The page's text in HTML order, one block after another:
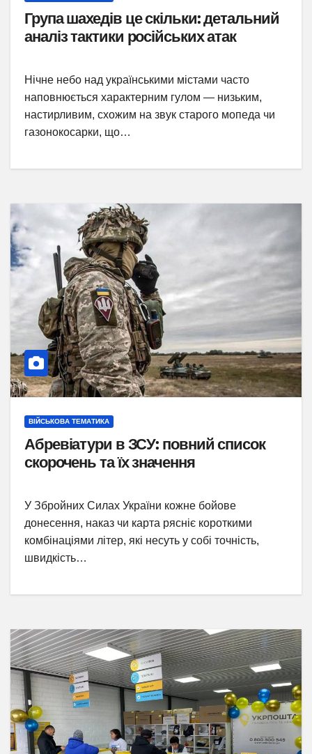
Група шахедів це скільки: детальний
аналіз тактики російських атак
Нічне небо над українськими містами часто
наповнюється характерним гулом — низьким,
настирливим, схожим на звук старого мопеда чи
газонокосарки, що…
ВІЙСЬКОВА ТЕМАТИКА
Абревіатури в ЗСУ: повний список
скорочень та їх значення
У Збройних Силах України кожне бойове
донесення, наказ чи карта рясніє короткими
комбінаціями літер, які несуть у собі точність,
швидкість…